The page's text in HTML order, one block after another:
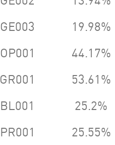
GE003
19.98%
OP001
44.17%
GR001
53.61%
BL001
25.2%
PR001
25.55%